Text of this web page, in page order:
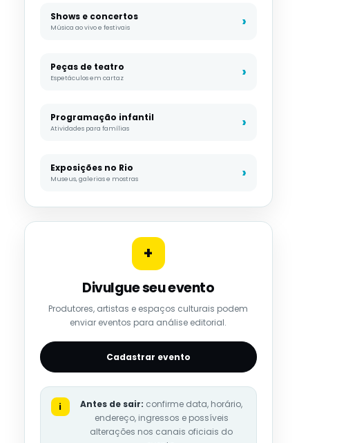
Shows e concertos
Música ao vivo e festivais
Peças de teatro
Espetáculos em cartaz
Programação infantil
Atividades para famílias
Exposições no Rio
Museus, galerias e mostras
+
Divulgue seu evento
Produtores, artistas e espaços culturais podem
enviar eventos para análise editorial.
Cadastrar evento
i Antes de sair: confirme data, horário,
endereço, ingressos e possíveis
alterações nos canais oficiais do